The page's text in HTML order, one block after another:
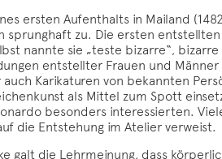
ersten Aufenthalts in Mailand
sprunghaft zu. Die ersten entstellten
nannte sie „teste bizarre“,
entstellter Frauen und
Karikaturen von bekannten
als Mittel zum Spott
besonders interessierten.
die Entstehung im Atelier verweist.
galt die Lehrmeinung, dass